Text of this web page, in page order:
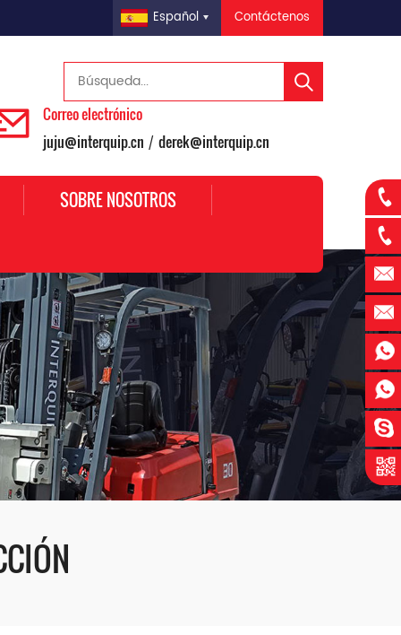
Contáctenos
Español
Correo electrónico
juju@interquip.cn / derek@interquip.cn
SOBRE NOSOTROS